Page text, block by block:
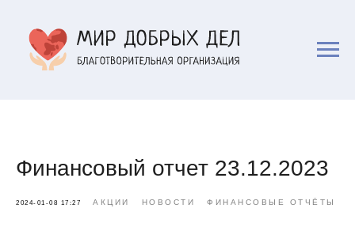
Финансовый отчет 23.12.2023
2024-01-08 17:27 АКЦИИ НОВОСТИ ФИНАНСОВЫЕ ОТЧЁТЫ